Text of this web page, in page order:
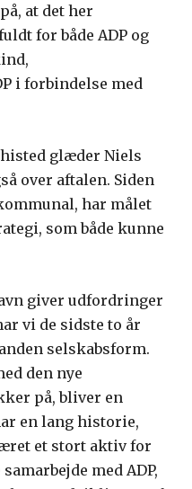
at det her
for både ADP og
i forbindelse med
glæder Niels
over aftalen. Siden
har målet
som både kunne
giver udfordringer
vi de sidste to år
selskabsform.
den nye
på, bliver en
en lang historie,
et stort aktiv for
med ADP,